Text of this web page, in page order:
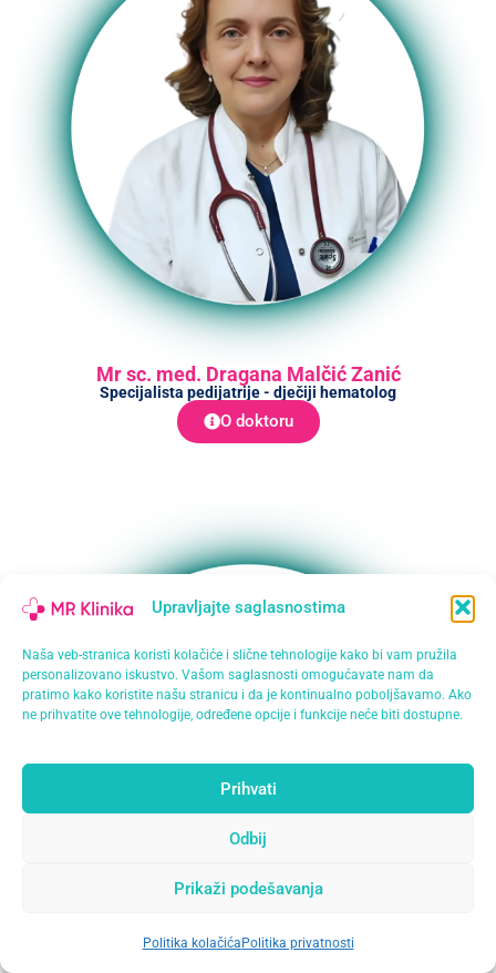
Upravljajte saglasnostima
Naša veb-stranica koristi kolačiće i slične tehnologije kako bi vam pružila
personalizovano iskustvo. Vašom saglasnosti omogućavate nam da
pratimo kako koristite našu stranicu i da je kontinualno poboljšavamo. Ako
ne prihvatite ove tehnologije, određene opcije i funkcije neće biti dostupne.
Prihvati
Odbij
Prikaži podešavanja
Politika kolačića Politika privatnosti
Mr sc. med. Dragana Malčić Zanić
Specijalista pedijatrije - dječiji hematolog
O doktoru